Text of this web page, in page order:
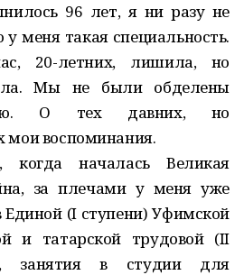
96 лет, я ни разу не
меня такая специальность.
20-летних, лишила, но
Мы не были обделены
О тех давних, но
мои воспоминания.
началась Великая
за плечами у меня уже
(I ступени) Уфимской
и татарской трудовой (II
занятия в студии для